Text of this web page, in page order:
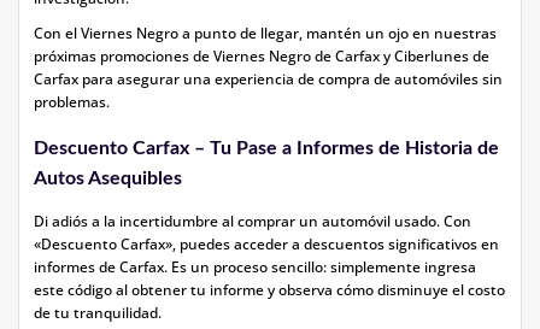
Con el Viernes Negro a punto de llegar, mantén un ojo en nuestras
próximas promociones de Viernes Negro de Carfax y Ciberlunes de
Carfax para asegurar una experiencia de compra de automóviles sin
problemas.
Descuento Carfax – Tu Pase a Informes de Historia de
Autos Asequibles
Di adiós a la incertidumbre al comprar un automóvil usado. Con
«Descuento Carfax», puedes acceder a descuentos significativos en
informes de Carfax. Es un proceso sencillo: simplemente ingresa
este código al obtener tu informe y observa cómo disminuye el costo
de tu tranquilidad.